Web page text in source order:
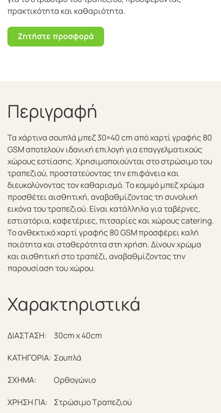
πρακτικότητα και καθαριότητα.
Ζητήστε προσφορά
Περιγραφή
Τα χάρτινα σουπλά μπεζ 30×40 cm από χαρτί γραφής 80
GSM αποτελούν ιδανική επιλογή για επαγγελματικούς
χώρους εστίασης. Χρησιμοποιούνται στο στρώσιμο του
τραπεζιού, προστατεύοντας την επιφάνεια και
διευκολύνοντας τον καθαρισμό. Το κομψό μπεζ χρώμα
προσθέτει αισθητική, αναβαθμίζοντας τη συνολική
εικόνα του τραπεζιού. Είναι κατάλληλα για ταβέρνες,
εστιατόρια, καφετέριες, πιτσαρίες και χώρους catering.
Το ανθεκτικό χαρτί γραφής 80 GSM προσφέρει καλή
ποιότητα και σταθερότητα στη χρήση. Δίνουν χρώμα
και αισθητική στο τραπέζι, αναβαθμίζοντας την
παρουσίαση του χώρου.
Χαρακτηριστικά
ΔΙΑΣΤΑΣΗ: 30cm x 40cm
ΚΑΤΗΓΟΡΙΑ: Σουπλά
ΣΧΗΜΑ: Ορθογώνιο
ΧΡΗΣΗ ΓΙΑ: Στρώσιμο Τραπεζιού